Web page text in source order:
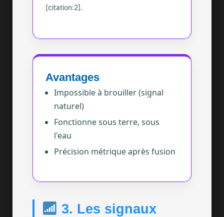
[citation:2].
Avantages
Impossible à brouiller (signal
naturel)
Fonctionne sous terre, sous
l'eau
Précision métrique après fusion
3. Les signaux